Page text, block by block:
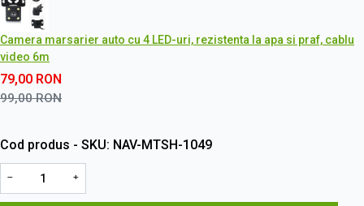
Camera marsarier auto cu 4 LED-uri, rezistenta la apa si praf, cablu
video 6m
79,00 RON
99,00RON
Cod produs - SKU NAV-MTSH-1049
− +